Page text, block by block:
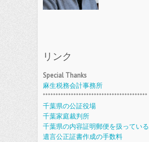
リンク
Special Thanks
麻生税務会計事務所
*****************************************
千葉県の公証役場
千葉家庭裁判所
千葉県の内容証明郵便を扱ってい
遺言公正証書作成の手数料